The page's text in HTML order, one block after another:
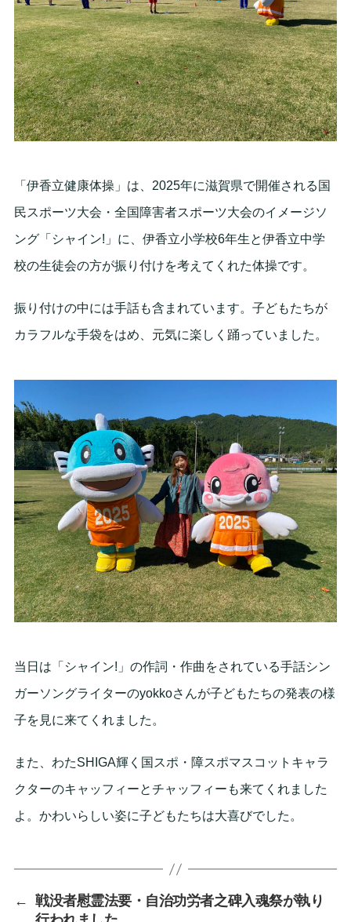
「伊香立健康体操」は、2025年に滋賀県で開催される国
民スポーツ大会・全国障害者スポーツ大会のイメージソ
ング「シャイン!」に、伊香立小学校6年生と伊香立中学
校の生徒会の方が振り付けを考えてくれた体操です。
振り付けの中には手話も含まれています。子どもたちが
カラフルな手袋をはめ、元気に楽しく踊っていました。
当日は「シャイン!」の作詞・作曲をされている手話シン
ガーソングライターのyokkoさんが子どもたちの発表の様
子を見に来てくれました。
また、わたSHIGA輝く国スポ・障スポマスコットキャラ
クターのキャッフィーとチャッフィーも来てくれました
よ。かわいらしい姿に子どもたちは大喜びでした。
←
戦没者慰霊法要・自治功労者之碑入魂祭が執り